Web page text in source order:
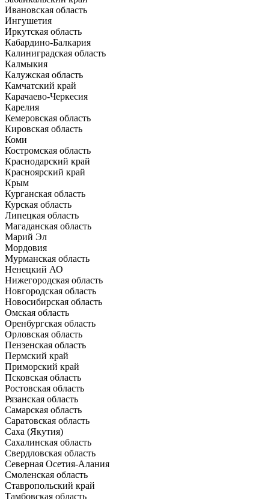
Ивановская область
Ингушетия
Иркутская область
Кабардино-Балкария
Калиниградская область
Калмыкия
Калужская область
Камчатский край
Карачаево-Черкесия
Карелия
Кемеровская область
Кировская область
Коми
Костромская область
Краснодарский край
Красноярский край
Крым
Курганская область
Курская область
Липецкая область
Магаданская область
Марий Эл
Мордовия
Мурманская область
Ненецкий АО
Нижегородская область
Новгородская область
Новосибирская область
Омская область
Оренбургская область
Орловская область
Пензенская область
Пермский край
Приморский край
Псковская область
Ростовская область
Рязанская область
Самарская область
Саратовская область
Саха (Якутия)
Сахалинская область
Свердловская область
Северная Осетия-Алания
Смоленская область
Ставропольский край
Тамбовская область